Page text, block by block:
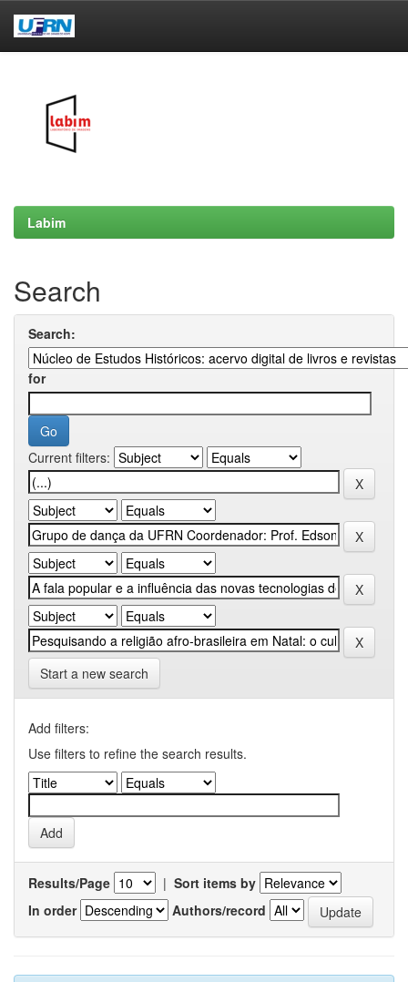
Labim
Search
Search:
for
Current filters:
Start a new search
Add filters:
Use filters to refine the search results.
Results/Page | Sort items by
In order
Authors/record